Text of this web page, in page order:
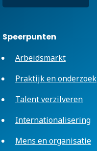
Speerpunten
Arbeidsmarkt
Praktijk en onderzoek
Talent verzilveren
Internationalisering
Mens en organisatie